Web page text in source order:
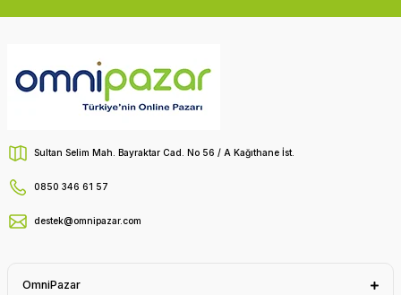
Sultan Selim Mah. Bayraktar Cad. No 56 / A Kağıthane İst.
0850 346 61 57
destek@omnipazar.com
OmniPazar